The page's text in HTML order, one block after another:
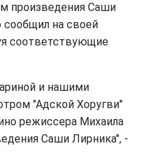
произведения Саши
на своей
соответствующие
и нашими
"Адской Хоругви"
режиссера Михаила
Саши Лирника", -